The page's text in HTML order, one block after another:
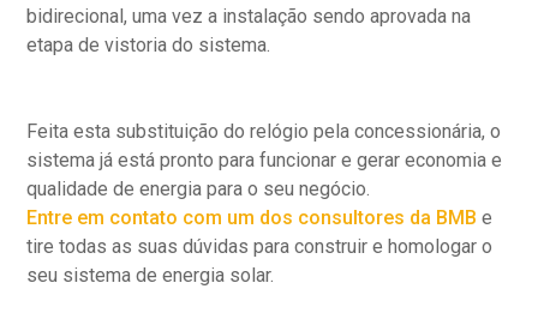
bidirecional, uma vez a instalação sendo aprovada na
etapa de vistoria do sistema.
Feita esta substituição do relógio pela concessionária, o
sistema já está pronto para funcionar e gerar economia e
qualidade de energia para o seu negócio.
Entre em contato com um dos consultores da BMB e
tire todas as suas dúvidas para construir e homologar o
seu sistema de energia solar.